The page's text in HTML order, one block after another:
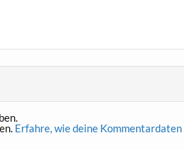
Erfahre, wie deine